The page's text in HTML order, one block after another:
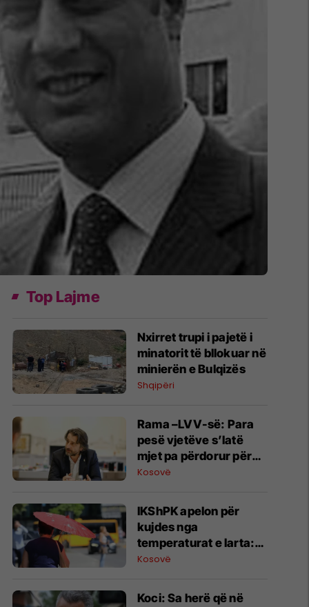
Top Lajme
Nxirret trupi i pajetë i
minatorit të bllokuar në
minierën e Bulqizës
Shqipëri
​Rama –LVV-së: Para
pesë vjetëve s’latë
mjet pa përdorur për
bllokim të Sunny Hill,
Kosovë
IKShPK apelon për
kujdes nga
temperaturat e larta:
Mos i lini fëmijët vetëm
të moshuarit
Kosovë
Koci: Sa herë që në